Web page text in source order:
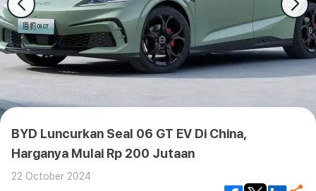
BYD Luncurkan Seal 06 GT EV Di China,
Harganya Mulai Rp 200 Jutaan
22 October 2024